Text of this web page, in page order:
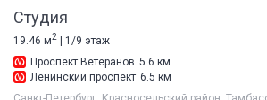
Студия
19.46 м2
| 1/9 этаж
Проспект Ветеранов 5.6 км
Ленинский проспект 6.5 км